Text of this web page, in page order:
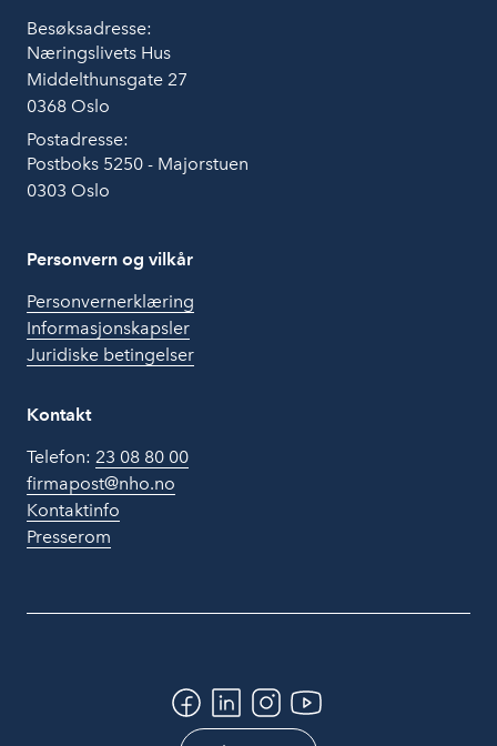
Besøksadresse:
Næringslivets Hus
Middelthunsgate 27
0368 Oslo
Postadresse:
Postboks 5250 - Majorstuen
0303 Oslo
Personvern og vilkår
Personvernerklæring
Informasjonskapsler
Juridiske betingelser
Kontakt
Telefon: 23 08 80 00
firmapost@nho.no
Kontaktinfo
Presserom